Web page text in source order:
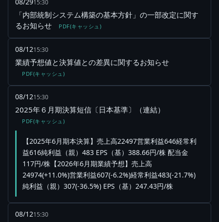
15:30
「内部統制システム構築の基本方針」の一部改定に関す
るお知らせ
PDF(キャッシュ)
08/1215:30
業績予想値と決算値との差異に関するお知らせ
PDF(キャッシュ)
08/1215:30
2025年６月期決算短信〔日本基準〕（連結）
PDF(キャッシュ)
【2025年6月期本決算】売上高22497営業利益646経常利
益616純利益（親）483 EPS（基）388.66円/株 配当金
117円/株【2026年6月期業績予想】売上高
24974(+11.0%)営業利益607(-6.2%)経常利益483(-21.7%)
純利益（親）307(-36.5%) EPS（基）247.43円/株
08/1215:30